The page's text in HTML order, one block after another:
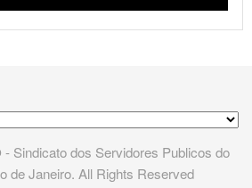
Sindicato dos Servidores Publicos do
de Janeiro. All Rights Reserved